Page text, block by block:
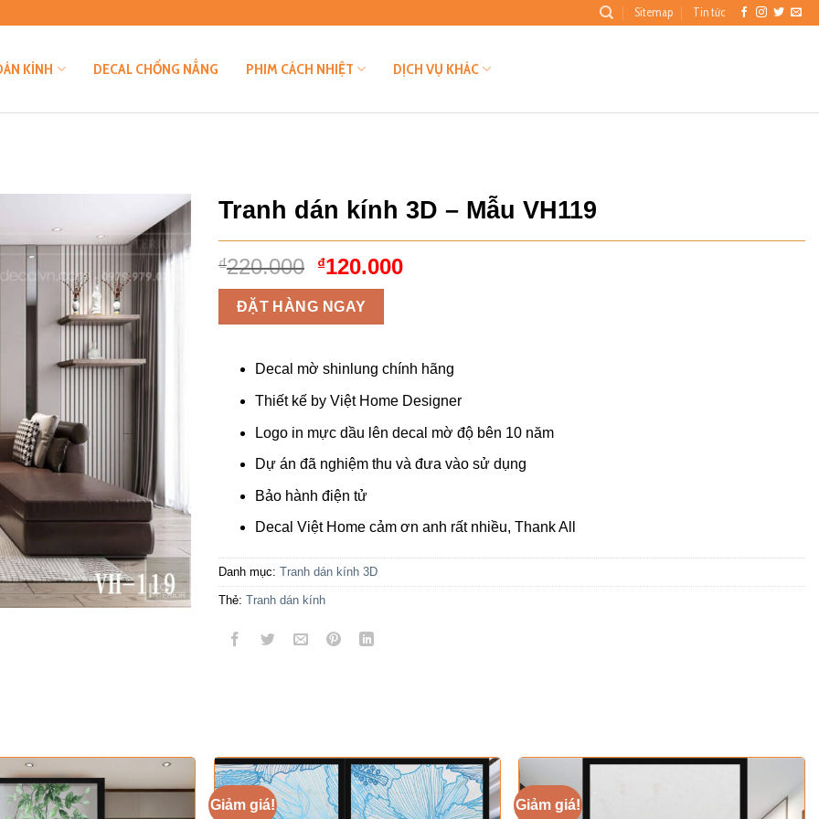
Sitemap Tin tức
KÍNH DECAL CHỐNG NẮNG PHIM CÁCH NHIỆT DỊCH VỤ KHÁC
Tranh dán kính 3D – Mẫu VH119
₫220.000 Giá
gốc
là:
₫220.000.
₫120.000Giá
ĐẶT HÀNG NGAY
Decal mờ shinlung chính hãng
Thiết kế by Việt Home Designer
Logo in mực dầu lên decal mờ độ bên 10 năm
Dự án đã nghiệm thu và đưa vào sử dụng
Bảo hành điện tử
Decal Việt Home cảm ơn anh rất nhiều, Thank All
Danh mục: Tranh dán kính 3D
Thẻ: Tranh dán kính
Giảm giá! Giảm giá!